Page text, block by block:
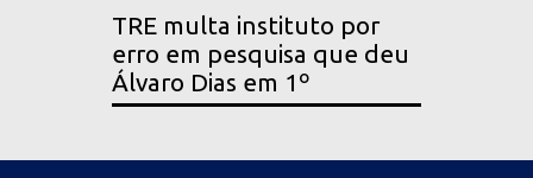
TRE multa instituto por
erro em pesquisa que deu
Álvaro Dias em 1º